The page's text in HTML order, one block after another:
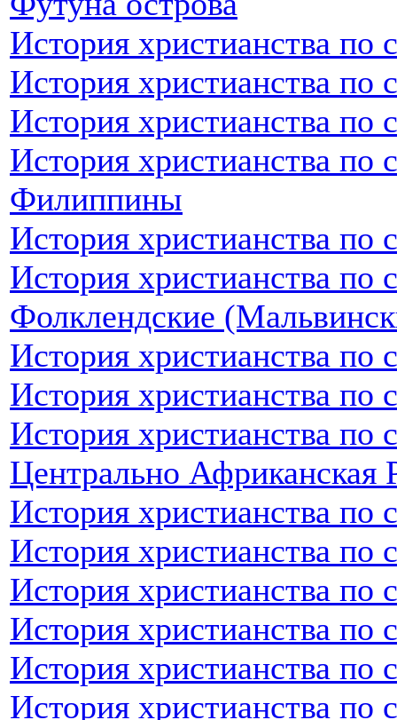
История христианства по
История христианства по
История христианства
История христианства по
Филиппины
История христианства
История христианства по
Фолклендские
История христианства
История христианства по
История христианства по
Центрально Африканская
История христианства по
История христианства по
История христианства
История христианства по
История христианства
История христианства